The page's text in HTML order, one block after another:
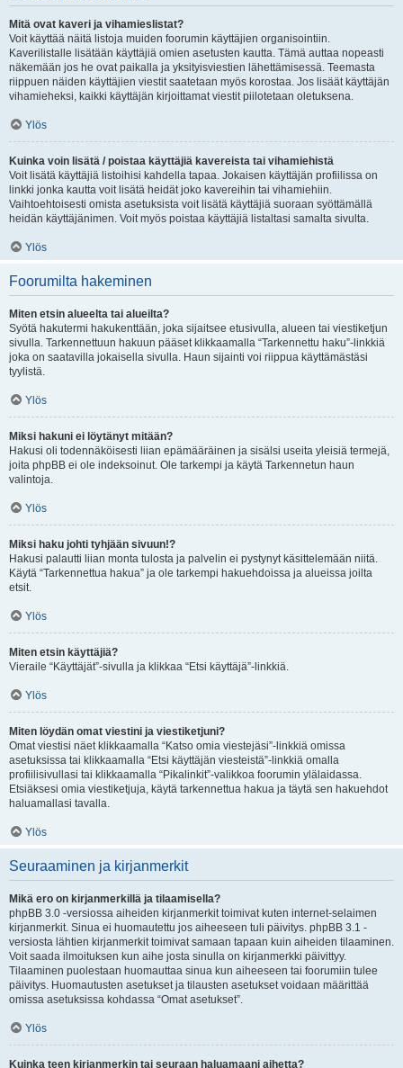
Mitä ovat kaveri ja vihamieslistat?
Voit käyttää näitä listoja muiden foorumin käyttäjien organisointiin.
Kaverilistalle lisätään käyttäjiä omien asetusten kautta. Tämä auttaa nopeasti
näkemään jos he ovat paikalla ja yksityisviestien lähettämisessä. Teemasta
riippuen näiden käyttäjien viestit saatetaan myös korostaa. Jos lisäät käyttäjän
vihamieheksi, kaikki käyttäjän kirjoittamat viestit piilotetaan oletuksena.
Ylös
Kuinka voin lisätä / poistaa käyttäjiä kavereista tai vihamiehistä
Voit lisätä käyttäjiä listoihisi kahdella tapaa. Jokaisen käyttäjän profiilissa on
linkki jonka kautta voit lisätä heidät joko kavereihin tai vihamiehiin.
Vaihtoehtoisesti omista asetuksista voit lisätä käyttäjiä suoraan syöttämällä
heidän käyttäjänimen. Voit myös poistaa käyttäjiä listaltasi samalta sivulta.
Ylös
Foorumilta hakeminen
Miten etsin alueelta tai alueilta?
Syötä hakutermi hakukenttään, joka sijaitsee etusivulla, alueen tai viestiketjun
sivulla. Tarkennettuun hakuun pääset klikkaamalla “Tarkennettu haku”-linkkiä
joka on saatavilla jokaisella sivulla. Haun sijainti voi riippua käyttämästäsi
tyylistä.
Ylös
Miksi hakuni ei löytänyt mitään?
Hakusi oli todennäköisesti liian epämääräinen ja sisälsi useita yleisiä termejä,
joita phpBB ei ole indeksoinut. Ole tarkempi ja käytä Tarkennetun haun
valintoja.
Ylös
Miksi haku johti tyhjään sivuun!?
Hakusi palautti liian monta tulosta ja palvelin ei pystynyt käsittelemään niitä.
Käytä “Tarkennettua hakua” ja ole tarkempi hakuehdoissa ja alueissa joilta
etsit.
Ylös
Miten etsin käyttäjiä?
Vieraile “Käyttäjät”-sivulla ja klikkaa “Etsi käyttäjä”-linkkiä.
Ylös
Miten löydän omat viestini ja viestiketjuni?
Omat viestisi näet klikkaamalla “Katso omia viestejäsi”-linkkiä omissa
asetuksissa tai klikkaamalla “Etsi käyttäjän viesteistä”-linkkiä omalla
profiilisivullasi tai klikkaamalla “Pikalinkit”-valikkoa foorumin ylälaidassa.
Etsiäksesi omia viestiketjuja, käytä tarkennettua hakua ja täytä sen hakuehdot
haluamallasi tavalla.
Ylös
Seuraaminen ja kirjanmerkit
Mikä ero on kirjanmerkillä ja tilaamisella?
phpBB 3.0 -versiossa aiheiden kirjanmerkit toimivat kuten internet-selaimen
kirjanmerkit. Sinua ei huomautettu jos aiheeseen tuli päivitys. phpBB 3.1 -
versiosta lähtien kirjanmerkit toimivat samaan tapaan kuin aiheiden tilaaminen.
Voit saada ilmoituksen kun aihe josta sinulla on kirjanmerkki päivittyy.
Tilaaminen puolestaan huomauttaa sinua kun aiheeseen tai foorumiin tulee
päivitys. Huomautusten asetukset ja tilausten asetukset voidaan määrittää
omissa asetuksissa kohdassa “Omat asetukset”.
Ylös
Kuinka teen kirjanmerkin tai seuraan haluamaani aihetta?